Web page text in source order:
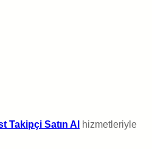
Takipçi Satın Al
hizmetleriyle